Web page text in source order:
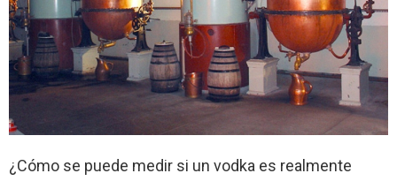
¿Cómo se puede medir si un vodka es realmente